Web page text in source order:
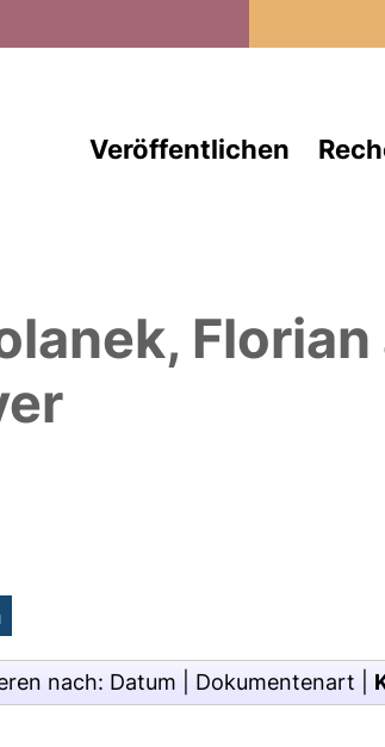
Veröffentlichen
Florian
nach: Datum Dokumentenart